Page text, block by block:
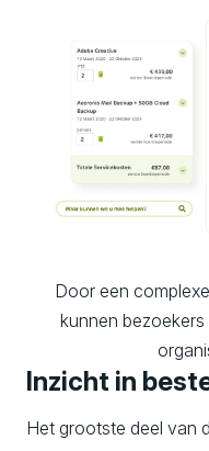
Door een
kunnen
Inzicht in
Het grootste deel van